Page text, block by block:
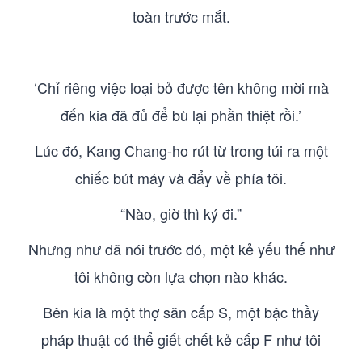
toàn trước mắt.
‘Chỉ riêng việc loại bỏ được tên không mời mà
đến kia đã đủ để bù lại phần thiệt rồi.’
Lúc đó, Kang Chang-ho rút từ trong túi ra một
chiếc bút máy và đẩy về phía tôi.
“Nào, giờ thì ký đi.”
Nhưng như đã nói trước đó, một kẻ yếu thế như
tôi không còn lựa chọn nào khác.
Bên kia là một thợ săn cấp S, một bậc thầy
pháp thuật có thể giết chết kẻ cấp F như tôi